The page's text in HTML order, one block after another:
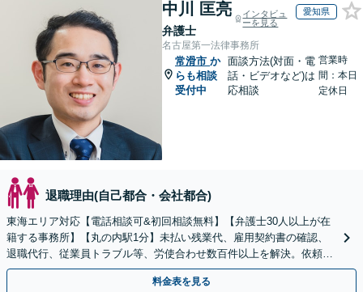
中川 匡亮
弁護士
インタビュ
ーを見る
愛知県
名古屋第一法律事務所
常滑市 か
らも相談
受付中
面談方法(対面・電
話・ビデオなど)は
応相談
営業時
間：本日
定休日
退職理由(自己都合・会社都合)
東海エリア対応【電話相談可&初回相談無料】【弁護士30人以上が在
籍する事務所】【丸の内駅1分】未払い残業代、雇用契約書の確認、
退職代行、従業員トラブル等、労使合わせ数百件以上を解決。依頼者
様の強い味方になります。残業代セミナー講師の経験多数
料金表を見る